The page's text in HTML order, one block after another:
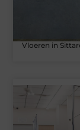
Vloeren in